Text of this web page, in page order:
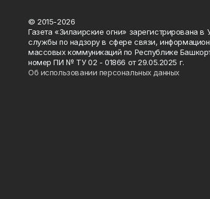
© 2015-2026
Газета «Зилаирские огни» зарегистрирована
службы по надзору в сфере связи,
массовых коммуникаций по Республике
номер ПИ № ТУ 02 - 01866 от 29.05.2025 г.
Об использовании персональных данных